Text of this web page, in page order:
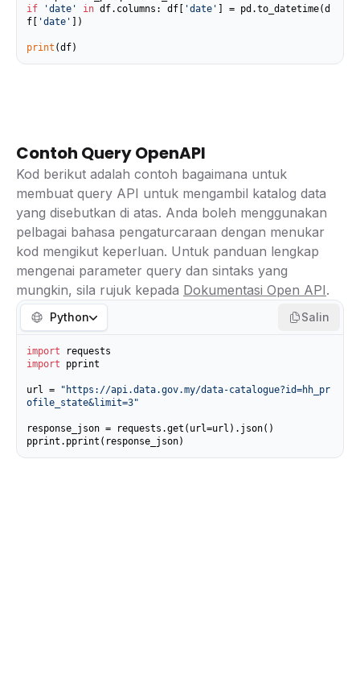
if
'date' in df.columns: df[ 'date'
] = pd.to_datetime(d
f[
'date' ])
print (df)
Contoh Query OpenAPI
Kod berikut adalah contoh bagaimana untuk
membuat query API untuk mengambil katalog data
yang disebutkan di atas. Anda boleh menggunakan
pelbagai bahasa pengaturcaraan dengan menukar
kod mengikut keperluan. Untuk panduan lengkap
mengenai parameter query dan sintaks yang
mungkin, sila rujuk kepada Dokumentasi Open API.
Python Salin
import
import pprint
url =
"https://api.data.gov.my/data-catalogue?id=hh_pr
ofile_state&limit=3"
response_json = requests.get(url=url).json()
pprint.pprint(response_json)